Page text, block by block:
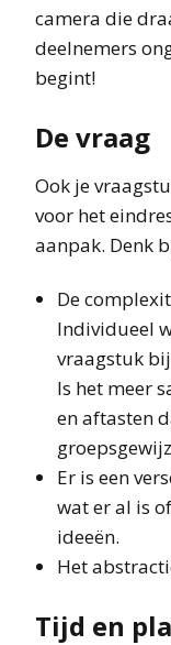
camera die
deelnemers
begint!
De vraag
Ook je
voor het
aanpak. Denk
De
Individueel
vraagstuk
Is het meer
en aftasten
Er is een
wat er al is
ideeën.
Het
Tijd en